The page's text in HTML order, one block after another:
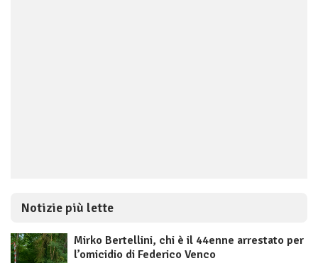
Notizie più lette
Mirko Bertellini, chi è il 44enne arrestato per
l’omicidio di Federico Venco